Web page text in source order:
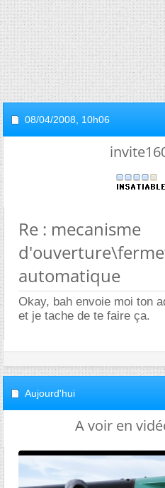
08/04/2008, 10h06
Re : mecanisme
automatique
Okay, bah envoie moi ton
et je tache de te faire ça.
Aujourd'hui
A voir en